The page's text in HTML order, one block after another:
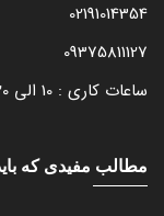
02191014354
09375811127
ساعات کاری : 10 الی 20
مطالب مفیدی که